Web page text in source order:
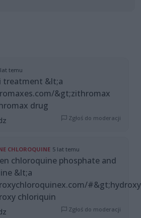
temu
treatment &lt;a
&gt;zithromax
drug
Zgłoś do moderacji
CHLOROQUINE 5 lat temu
chloroquine phosphate and
&lt;a
chloriquin
Zgłoś do moderacji